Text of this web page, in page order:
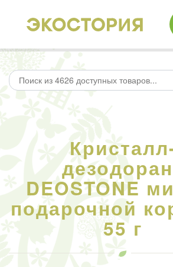
DEOSTONE
подарочной
55 г